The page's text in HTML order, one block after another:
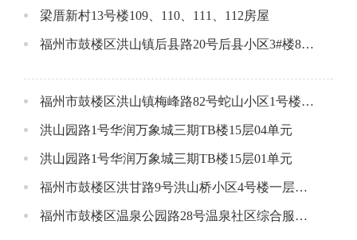
梁厝新村13号楼109、110、111、112房屋
福州市鼓楼区洪山镇后县路20号后县小区3#楼803单元公开招租公告
福州市鼓楼区洪山镇梅峰路82号蛇山小区1号楼1层1号店面
洪山园路1号华润万象城三期TB楼15层04单元
洪山园路1号华润万象城三期TB楼15层01单元
福州市鼓楼区洪甘路9号洪山桥小区4号楼一层场所
福州市鼓楼区温泉公园路28号温泉社区综合服务中心大楼12层招租公告